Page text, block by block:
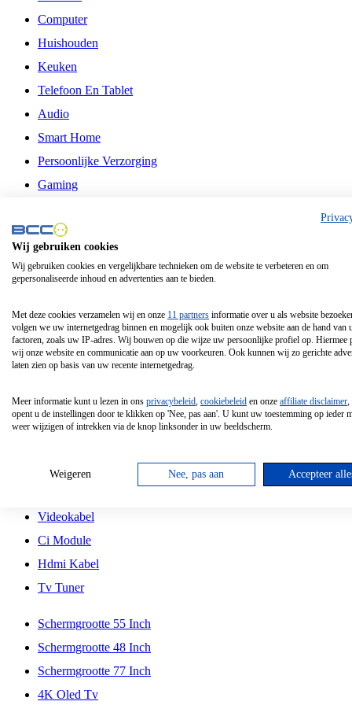
Computer
Huishouden
Keuken
Telefoon En Tablet
Audio
Smart Home
Persoonlijke Verzorging
Gaming
Philips
Schermgrootte 24 Inch
Schermgrootte 85 Inch
Schermgrootte 98 Inch
Tcl
Hd Led Tv
Antennekabel
Videokabel
Ci Module
Hdmi Kabel
Tv Tuner
Schermgrootte 55 Inch
Schermgrootte 48 Inch
Schermgrootte 77 Inch
4K Oled Tv
Wij gebruiken cookies
Wij gebruiken cookies en vergelijkbare technieken om de website te verbeteren en om
gepersonaliseerde inhoud en advertenties aan te bieden.
Met deze cookies verzamelen wij en onze 11 partners informatie over u als website
volgen we uw internetgedrag binnen en mogelijk ook buiten onze website aan de hand van
factoren, zoals uw IP-adres. Wij bouwen op die wijze uw persoonlijke profiel op. Hiermee
wij onze website en communicatie aan op uw voorkeuren. Ook kunnen wij zo gerichte
laten zien op basis van uw recente internetgedrag.
Meer informatie kunt u lezen in ons privacybeleid, cookiebeleid en onze affiliate disclaimer,
opent u de instellingen door te klikken op 'Nee, pas aan'. U kunt uw toestemming op ieder
weer wijzigen of intrekken via de knop linksonder in uw beeldscherm.
Weigeren Nee, pas aan Accepteer